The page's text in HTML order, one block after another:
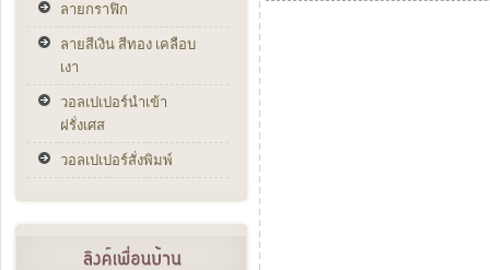
ลายกราฟิก
ลายสีเงิน สีทอง เคลือบ
เงา
วอลเปเปอร์นำเข้า
ฝรั่งเศส
วอลเปเปอร์สั่งพิมพ์